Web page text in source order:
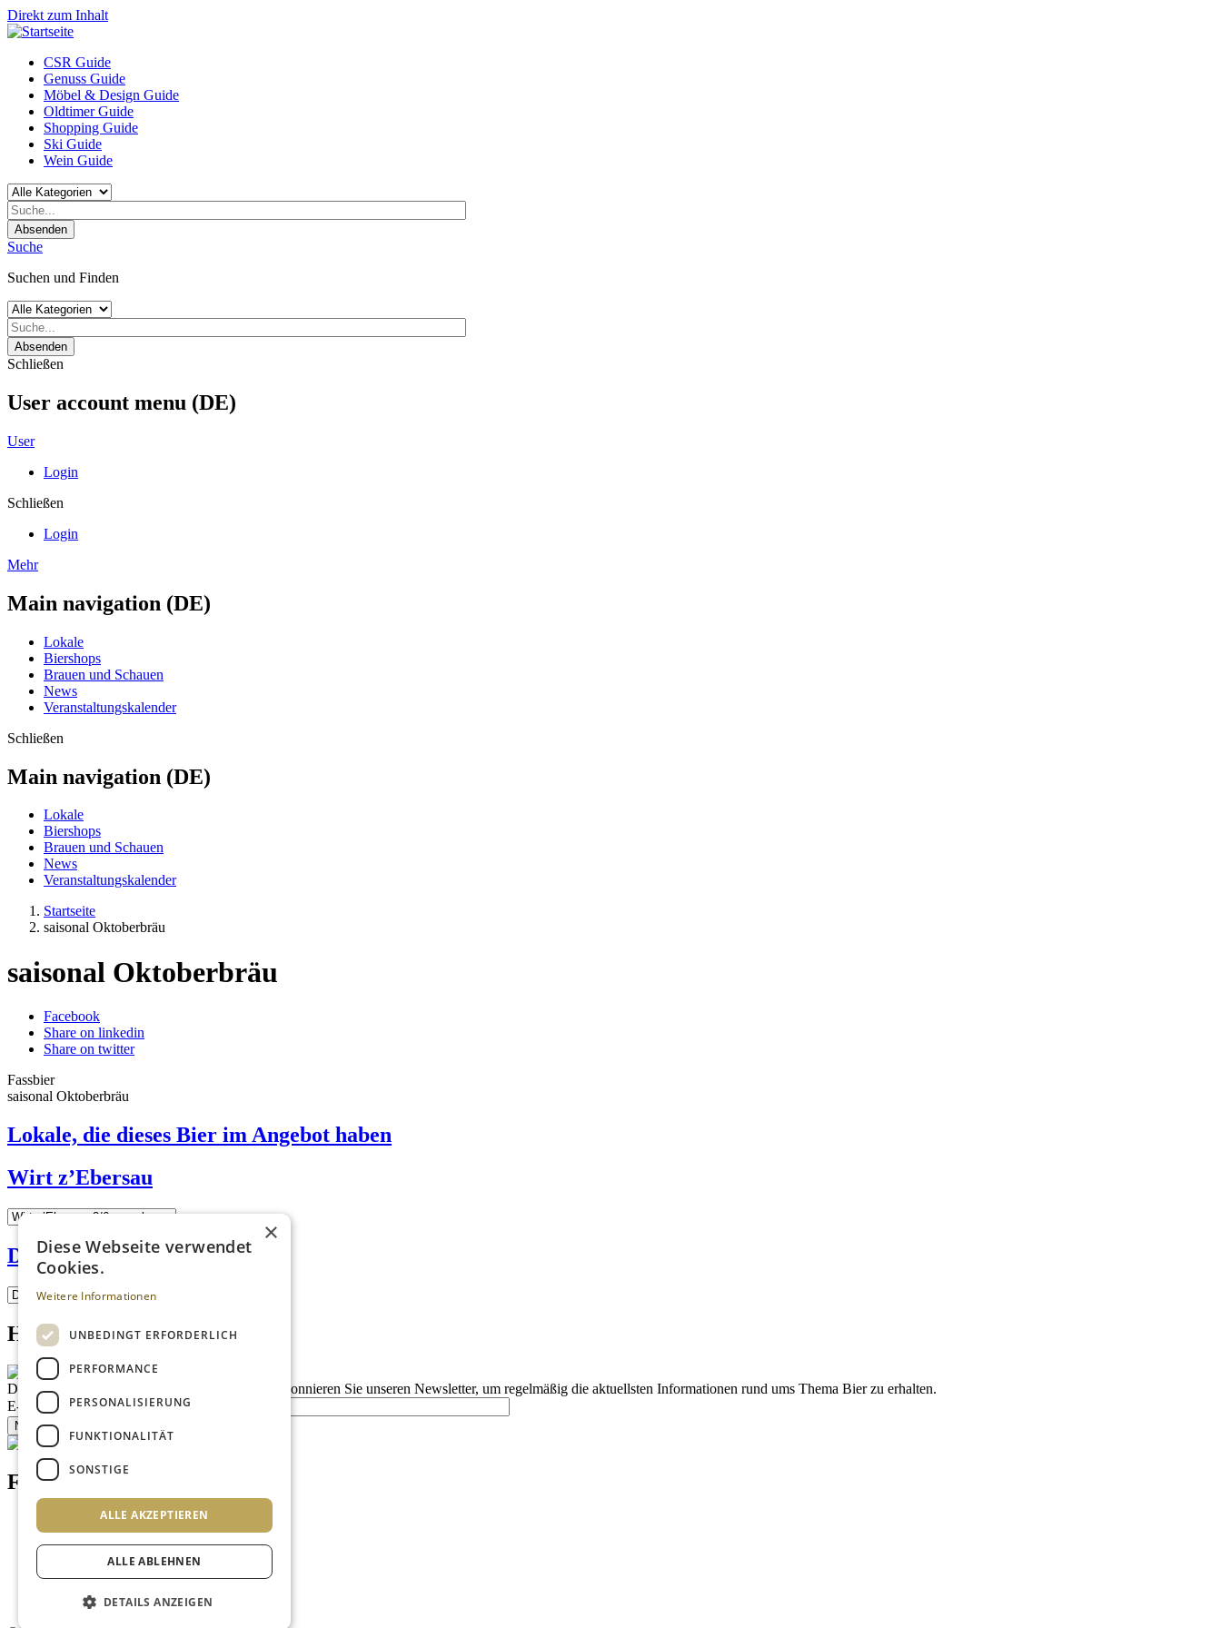
Direkt zum Inhalt
CSR Guide
Genuss Guide
Möbel & Design Guide
Oldtimer Guide
Shopping Guide
Ski Guide
Wein Guide
Absenden
Suche
Suchen und Finden
Absenden
Schließen
User account menu (DE)
User
Login
Schließen
Login
Mehr
Main navigation (DE)
Lokale
Biershops
Brauen und Schauen
News
Veranstaltungskalender
Schließen
Main navigation (DE)
Lokale
Biershops
Brauen und Schauen
News
Veranstaltungskalender
Startseite
saisonal Oktoberbräu
saisonal Oktoberbräu
Facebook
Share on linkedin
Share on twitter
Fassbier
saisonal Oktoberbräu
Lokale, die dieses Bier im Angebot haben
Wirt z’Ebersau
Das Wirtshaus am Platz
Homepage advert block
Description
Abonnieren Sie unseren Newsletter, um regelmäßig die aktuellsten Informationen rund ums Thema Bier zu erhalten.
E-Mail
Newsletter bestellen
Footer menu (DE)
Datenschutzrichtlinien
Impressum
Mediadaten
Newsletter
×
Diese Webseite verwendet
Cookies.
Weitere Informationen
UNBEDINGT ERFORDERLICH
PERFORMANCE
PERSONALISIERUNG
FUNKTIONALITÄT
SONSTIGE
ALLE AKZEPTIEREN
ALLE ABLEHNEN
DETAILS ANZEIGEN